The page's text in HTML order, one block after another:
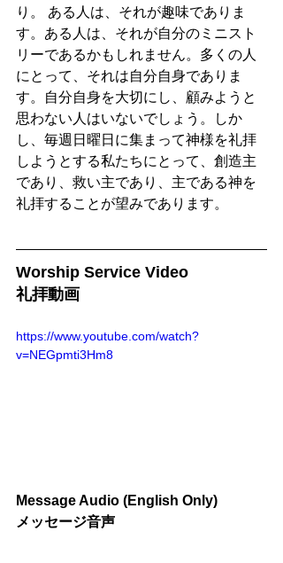
り。 ある人は、それが趣味でありま
す。ある人は、それが自分のミニスト
リーであるかもしれません。多くの人
にとって、それは自分自身でありま
す。自分自身を大切にし、顧みようと
思わない人はいないでしょう。しか
し、毎週日曜日に集まって神様を礼拝
しようとする私たちにとって、創造主
であり、救い主であり、主である神を
礼拝することが望みであります。
Worship Service Video
礼拝動画
https://www.youtube.com/watch?
v=NEGpmti3Hm8
Message Audio (English Only)
メッセージ音声